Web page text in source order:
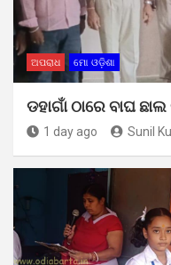
ଅପରାଧ ମୋ ଓଡ଼ିଶା
ଡହାଗାଁ ଠାରେ ବାଘ
1 day ago Sunil